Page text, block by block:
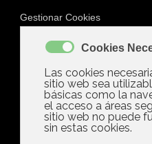
Martes, 10 Diciembre 2024
Las